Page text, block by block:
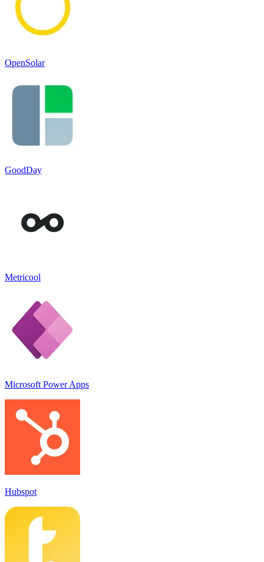
OpenSolar
GoodDay
Metricool
Microsoft Power Apps
Hubspot